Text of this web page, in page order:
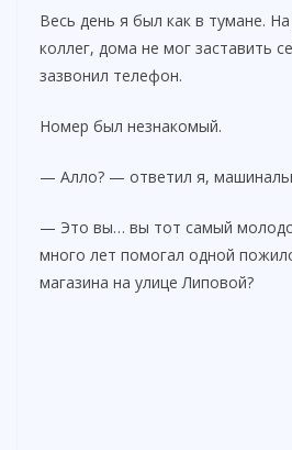
Весь день я был как в тумане.
коллег, дома не мог заставить
зазвонил телефон.
Номер был незнакомый.
— Алло? — ответил я,
— Это вы… вы тот самый
много лет помогал одной
магазина на улице Липовой?